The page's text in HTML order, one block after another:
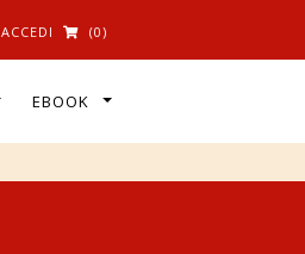
ACCEDI (0)
EBOOK